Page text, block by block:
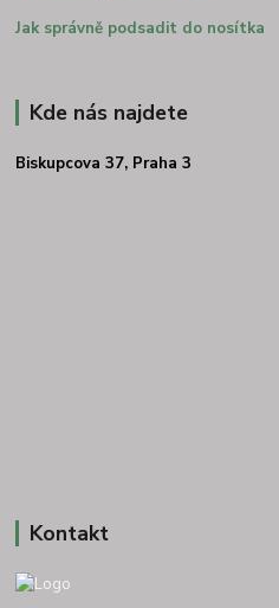
Jak správně podsadit do nosítka
Kde nás najdete
Biskupcova 37, Praha 3
Kontakt